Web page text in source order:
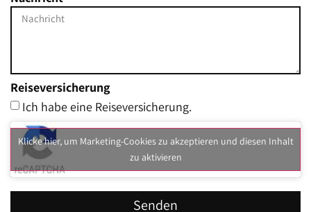
Reiseversicherung
Ich habe eine Reiseversicherung.
Klicke hier, um Marketing-Cookies zu akzeptieren und diesen Inhalt
zu aktivieren
Senden